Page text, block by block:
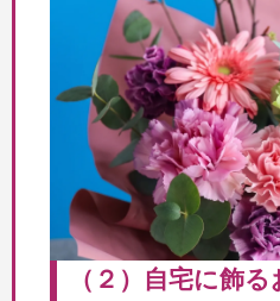
（２）自宅に飾